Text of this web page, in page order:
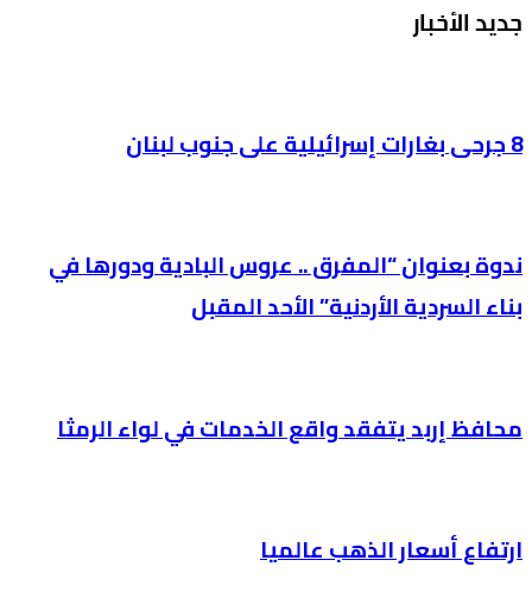
جديد الأخبار
8 جرحى بغارات إسرائيلية على جنوب لبنان
ندوة بعنوان “المفرق .. عروس البادية ودورها في
بناء السردية الأردنية” الأحد المقبل
محافظ إربد يتفقد واقع الخدمات في لواء الرمثا
ارتفاع أسعار الذهب عالميا